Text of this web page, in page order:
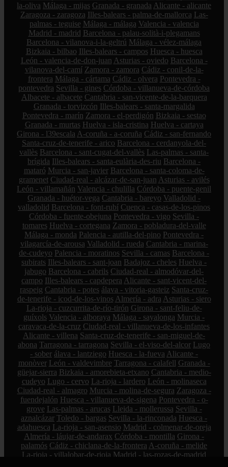
la-oliva Málaga - mijas Granada - granada Alicante - alicante
Zaragoza - zaragoza Illes-balears - palma-de-mallorca Las-
palmas - teguise Málaga - málaga Valencia - valencia
Madrid - madrid Barcelona - palau-solità-i-plegamans
Barcelona - vilanova-i-la-geltrú Málaga - vélez-málaga
Bizkaia - bilbao Illes-balears - campos Huesca - huesca
León - valencia-de-don-juan Asturias - oviedo Barcelona -
vilanova-del-camí Zamora - zamora Cádiz - conil-de-la-
frontera Málaga - cártama Cádiz - olvera Pontevedra -
pontevedra Sevilla - gines Córdoba - villanueva-de-córdoba
Albacete - albacete Cantabria - san-vicente-de-la-barquera
Granada - torvizcón Illes-balears - santa-margalida
Pontevedra - marín Zamora - el-perdigón Bizkaia - sestao
Granada - murtas Huelva - isla-cristina Huelva - cartaya
Girona - l39escala A-coruña - a-coruña Cádiz - san-fernando
Santa-cruz-de-tenerife - arico Barcelona - cerdanyola-del-
vallès Barcelona - sant-cugat-del-vallès Las-palmas - santa-
brígida Illes-balears - santa-eulària-des-riu Barcelona -
mataró Murcia - san-javier Barcelona - santa-coloma-de-
gramenet Ciudad-real - alcázar-de-san-juan Asturias - avilés
León - villamañán Valencia - chulilla Córdoba - puente-genil
Granada - huétor-vega Cantabria - bareyo Valladolid -
valladolid Barcelona - font-rubí Cuenca - casas-de-los-pinos
Córdoba - fuente-obejuna Pontevedra - vigo Sevilla -
tomares Huelva - cortegana Zamora - pobladura-del-valle
Málaga - monda Palencia - autilla-del-pino Pontevedra -
vilagarcía-de-arousa Valladolid - rueda Cantabria - marina-
de-cudeyo Palencia - moratinos Sevilla - camas Barcelona -
subirats Illes-balears - sant-joan Badajoz - cheles Huelva -
jabugo Barcelona - cabrils Ciudad-real - almodóvar-del-
campo Illes-balears - capdepera Alicante - sant-vicent-del-
raspeig Cantabria - potes álava - vitoria-gasteiz Santa-cruz-
de-tenerife - icod-de-los-vinos Almería - adra Asturias - siero
La-rioja - cuzcurrita-de-río-tirón Girona - sant-feliu-de-
guíxols Valencia - alboraya Málaga - sayalonga Murcia -
caravaca-de-la-cruz Ciudad-real - villanueva-de-los-infantes
Alicante - villena Santa-cruz-de-tenerife - san-miguel-de-
abona Tarragona - tarragona Sevilla - el-viso-del-alcor Lugo
- sober álava - lantziego Huesca - la-fueva Alicante -
monòver León - valdevimbre Tarragona - calafell Granada -
güejar-sierra Bizkaia - amorebieta-etxano Cantabria - medio-
cudeyo Lugo - cervo La-rioja - lardero León - molinaseca
Ciudad-real - almagro Murcia - molina-de-segura Zaragoza -
fuendejalón Huesca - villanueva-de-sigena Pontevedra - o-
grove Las-palmas - arucas Lleida - mollerussa Sevilla -
aznalcázar Toledo - bargas Sevilla - la-rinconada Huesca -
adahuesca La-rioja - san-asensio Madrid - colmenar-de-oreja
Almería - láujar-de-andarax Córdoba - montilla Girona -
palamós Cádiz - chiclana-de-la-frontera A-coruña - melide
La-rioja - villalobar-de-rioja Madrid - las-rozas-de-madrid